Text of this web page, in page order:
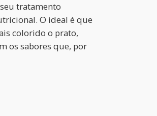
tratamento
O ideal é que
colorido o prato,
os sabores que, por